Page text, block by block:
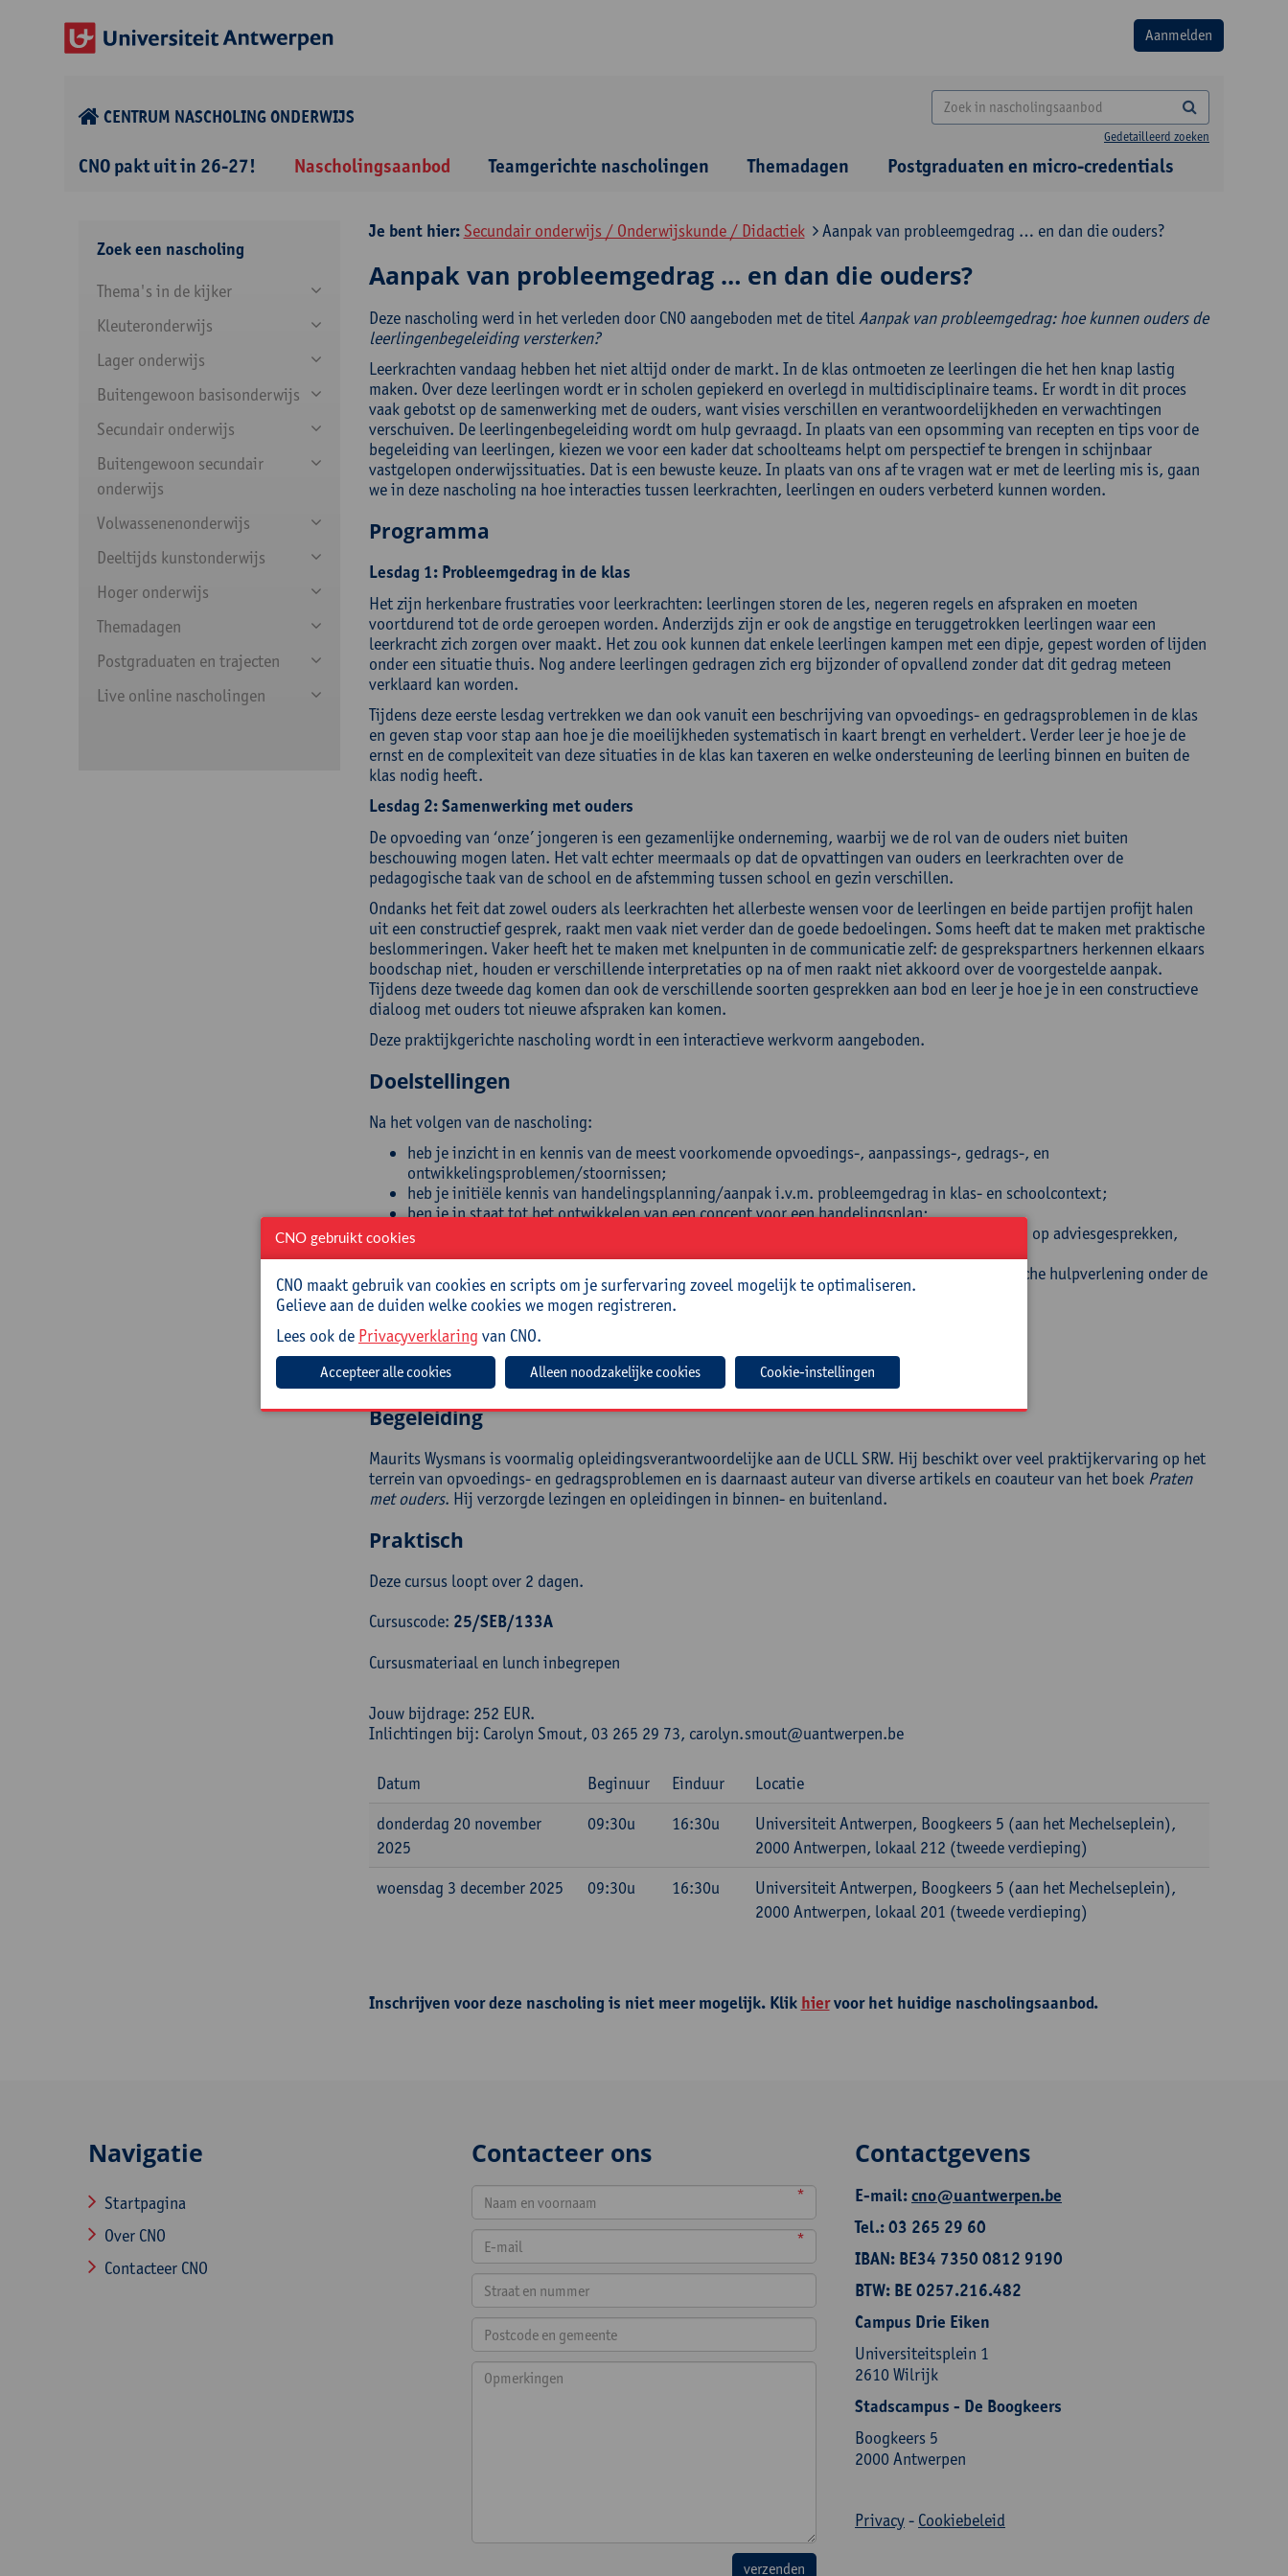
CENTRUM NASCHOLING ONDERWIJS
Gedetailleerd zoeken
CNO pakt uit in 26-27! Nascholingsaanbod Teamgerichte nascholingen Themadagen Postgraduaten en micro-credentials
Zoek een nascholing
Thema's in de kijker
Kleuteronderwijs
Lager onderwijs
Buitengewoon basisonderwijs
Secundair onderwijs
Buitengewoon secundair
onderwijs
Volwassenenonderwijs
Deeltijds kunstonderwijs
Hoger onderwijs
Themadagen
Postgraduaten en trajecten
Live online nascholingen
Je bent hier: Secundair onderwijs / Onderwijskunde / Didactiek Aanpak van probleemgedrag … en dan die ouders?
Aanpak van probleemgedrag … en dan die ouders?
Deze nascholing werd in het verleden door CNO aangeboden met de titel Aanpak van probleemgedrag: hoe kunnen ouders de
leerlingenbegeleiding versterken?
Leerkrachten vandaag hebben het niet altijd onder de markt. In de klas ontmoeten ze leerlingen die het hen knap lastig
maken. Over deze leerlingen wordt er in scholen gepiekerd en overlegd in multidisciplinaire teams. Er wordt in dit proces
vaak gebotst op de samenwerking met de ouders, want visies verschillen en verantwoordelijkheden en verwachtingen
verschuiven. De leerlingenbegeleiding wordt om hulp gevraagd. In plaats van een opsomming van recepten en tips voor de
begeleiding van leerlingen, kiezen we voor een kader dat schoolteams helpt om perspectief te brengen in schijnbaar
vastgelopen onderwijssituaties. Dat is een bewuste keuze. In plaats van ons af te vragen wat er met de leerling mis is, gaan
we in deze nascholing na hoe interacties tussen leerkrachten, leerlingen en ouders verbeterd kunnen worden.
Programma
Lesdag 1: Probleemgedrag in de klas
Het zijn herkenbare frustraties voor leerkrachten: leerlingen storen de les, negeren regels en afspraken en moeten
voortdurend tot de orde geroepen worden. Anderzijds zijn er ook de angstige en teruggetrokken leerlingen waar een
leerkracht zich zorgen over maakt. Het zou ook kunnen dat enkele leerlingen kampen met een dipje, gepest worden of lijden
onder een situatie thuis. Nog andere leerlingen gedragen zich erg bijzonder of opvallend zonder dat dit gedrag meteen
verklaard kan worden.
Tijdens deze eerste lesdag vertrekken we dan ook vanuit een beschrijving van opvoedings- en gedragsproblemen in de klas
en geven stap voor stap aan hoe je die moeilijkheden systematisch in kaart brengt en verheldert. Verder leer je hoe je de
ernst en de complexiteit van deze situaties in de klas kan taxeren en welke ondersteuning de leerling binnen en buiten de
klas nodig heeft.
Lesdag 2: Samenwerking met ouders
De opvoeding van ‘onze’ jongeren is een gezamenlijke onderneming, waarbij we de rol van de ouders niet buiten
beschouwing mogen laten. Het valt echter meermaals op dat de opvattingen van ouders en leerkrachten over de
pedagogische taak van de school en de afstemming tussen school en gezin verschillen.
Ondanks het feit dat zowel ouders als leerkrachten het allerbeste wensen voor de leerlingen en beide partijen profijt halen
uit een constructief gesprek, raakt men vaak niet verder dan de goede bedoelingen. Soms heeft dat te maken met praktische
beslommeringen. Vaker heeft het te maken met knelpunten in de communicatie zelf: de gesprekspartners herkennen elkaars
boodschap niet, houden er verschillende interpretaties op na of men raakt niet akkoord over de voorgestelde aanpak.
Tijdens deze tweede dag komen dan ook de verschillende soorten gesprekken aan bod en leer je hoe je in een constructieve
dialoog met ouders tot nieuwe afspraken kan komen.
Deze praktijkgerichte nascholing wordt in een interactieve werkvorm aangeboden.
Doelstellingen
Na het volgen van de nascholing:
heb je inzicht in en kennis van de meest voorkomende opvoedings-, aanpassings-, gedrags-, en
ontwikkelingsproblemen/stoornissen;
heb je initiële kennis van handelingsplanning/aanpak i.v.m. probleemgedrag in klas- en schoolcontext;
ben je in staat tot het ontwikkelen van een concept voor een handelingsplan;
bezit je communicatieve vaardigheden in verbindende oudercommunicatie met de klemtoon op adviesgesprekken,
heb je de basisinzichten van de methodiek van gezinsgerichte en schoolgerichte pedagogische hulpverlening onder de
knie.
Doelgroep
Leerlingenbegeleiders, leerzorgcoaches en leerkrachten secundair onderwijs
Begeleiding
Maurits Wysmans is voormalig opleidingsverantwoordelijke aan de UCLL SRW. Hij beschikt over veel praktijkervaring op het
terrein van opvoedings- en gedragsproblemen en is daarnaast auteur van diverse artikels en coauteur van het boek Praten
met ouders. Hij verzorgde lezingen en opleidingen in binnen- en buitenland.
Praktisch
Deze cursus loopt over 2 dagen.
Cursuscode: 25/SEB/133A
Cursusmateriaal en lunch inbegrepen
Jouw bijdrage: 252 EUR.
Inlichtingen bij: Carolyn Smout, 03 265 29 73, carolyn.smout@uantwerpen.be
Datum Beginuur Einduur
Locatie
donderdag 20 november
2025
09:30u 16:30u
Universiteit Antwerpen, Boogkeers 5 (aan het Mechelseplein),
2000 Antwerpen, lokaal 212 (tweede verdieping)
woensdag 3 december 2025
09:30u 16:30u
Universiteit Antwerpen, Boogkeers 5 (aan het Mechelseplein),
2000 Antwerpen, lokaal 201 (tweede verdieping)
Inschrijven voor deze nascholing is niet meer mogelijk. Klik hiervoor het huidige nascholingsaanbod.
Navigatie
Startpagina
Over CNO
Contacteer CNO
Contacteer ons
*
*
Contactgevens
E-mail:cno@uantwerpen.be
Tel.: 03 265 29 60
IBAN: BE34 7350 0812 9190
BTW: BE 0257.216.482
Campus Drie Eiken
Universiteitsplein 1
2610 Wilrijk
Stadscampus - De Boogkeers
Boogkeers 5
2000 Antwerpen
Privacy- Cookiebeleid
CNO gebruikt cookies
CNO maakt gebruik van cookies en scripts om je surfervaring zoveel mogelijk te optimaliseren.
Gelieve aan de duiden welke cookies we mogen registreren.
Lees ook de Privacyverklaring van CNO.
Cookie-instellingen